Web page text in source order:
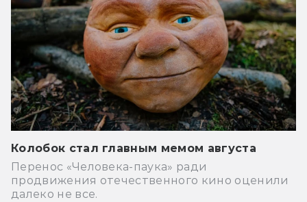
Колобок стал главным мемом августа
Перенос «Человека-паука» ради
продвижения отечественного кино оценили
далеко не все.